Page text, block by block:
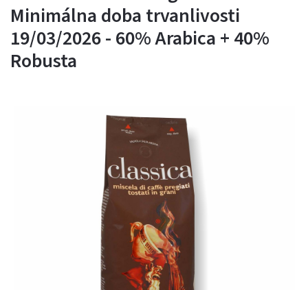
Minimálna doba trvanlivosti
19/03/2026 - 60% Arabica + 40%
Robusta